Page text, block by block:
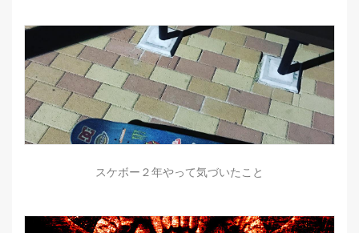
スケボー２年やって気づいたこと